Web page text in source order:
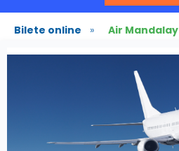
Bilete online » Air Mandalay